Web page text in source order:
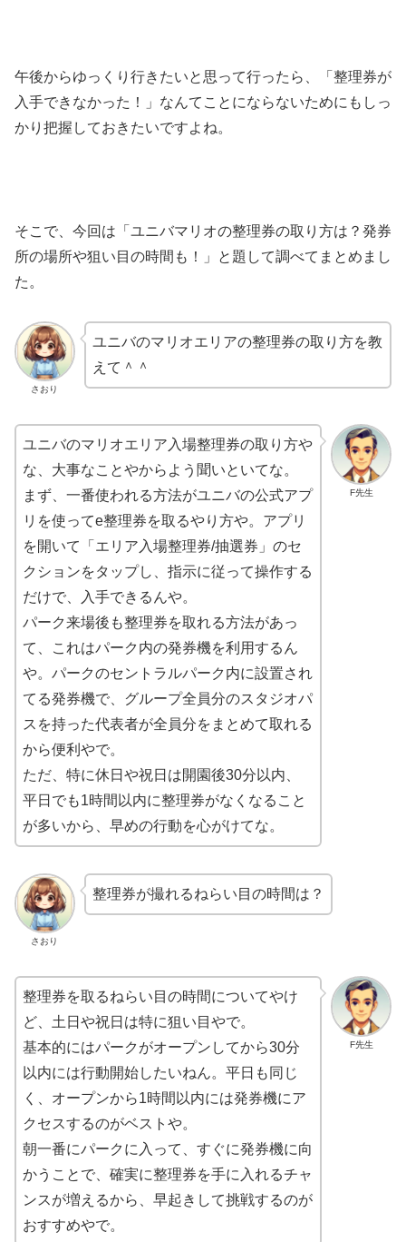
午後からゆっくり行きたいと思って行ったら、「整理券が
入手できなかった！」なんてことにならないためにもしっ
かり把握しておきたいですよね。
そこで、今回は「ユニバマリオの整理券の取り方は？発券
所の場所や狙い目の時間も！」と題して調べてまとめまし
た。
さおり
ユニバのマリオエリアの整理券の取り方を教
えて＾＾
F先生
ユニバのマリオエリア入場整理券の取り方や
な、大事なことやからよう聞いといてな。
まず、一番使われる方法がユニバの公式アプ
リを使ってe整理券を取るやり方や。アプリ
を開いて「エリア入場整理券/抽選券」のセ
クションをタップし、指示に従って操作する
だけで、入手できるんや。
パーク来場後も整理券を取れる方法があっ
て、これはパーク内の発券機を利用するん
や。パークのセントラルパーク内に設置され
てる発券機で、グループ全員分のスタジオパ
スを持った代表者が全員分をまとめて取れる
から便利やで。
ただ、特に休日や祝日は開園後30分以内、
平日でも1時間以内に整理券がなくなること
が多いから、早めの行動を心がけてな。
さおり
整理券が撮れるねらい目の時間は？
F先生
整理券を取るねらい目の時間についてやけ
ど、土日や祝日は特に狙い目やで。
基本的にはパークがオープンしてから30分
以内には行動開始したいねん。平日も同じ
く、オープンから1時間以内には発券機にア
クセスするのがベストや。
朝一番にパークに入って、すぐに発券機に向
かうことで、確実に整理券を手に入れるチャ
ンスが増えるから、早起きして挑戦するのが
おすすめやで。